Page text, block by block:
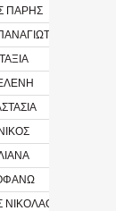
ΠΑΡΗΣ